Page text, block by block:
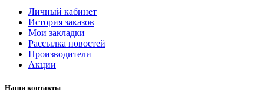
Личный кабинет
История заказов
Мои закладки
Рассылка новостей
Производители
Акции
Наши контакты